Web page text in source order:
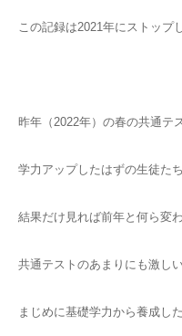
この記録は2021年にストップ
昨年（2022年）の春の共通テ
学力アップしたはずの生徒たち
結果だけ見れば前年と何ら変
共通テストのあまりにも激し
まじめに基礎学力から養成し